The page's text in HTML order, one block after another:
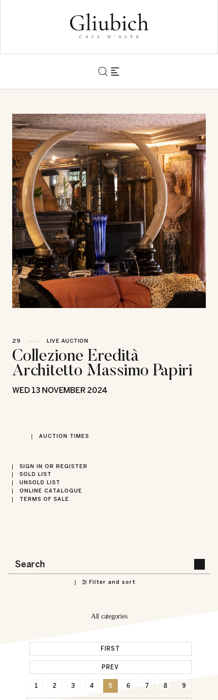
29 LIVE AUCTION
Collezione Eredità
Architetto Massimo Papiri
WED 13 NOVEMBER 2024
AUCTION TIMES
SIGN IN OR REGISTER
SOLD LIST
UNSOLD LIST
ONLINE CATALOGUE
TERMS OF SALE
Filter and sort
All categories
FIRST
PREV
1 2 3 4 5 6 7 8 9